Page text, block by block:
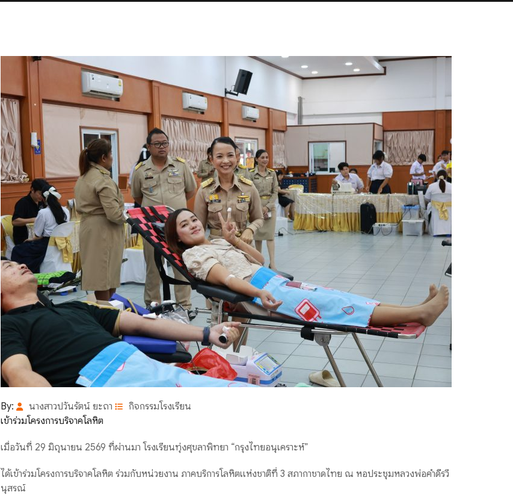
By: นางสาวปวันรัตน์ ยะถา
กิจกรรมโรงเรียน
เข้าร่วมโครงการบริจาคโลหิต
เมื่อวันที่ 29 มิถุนายน 2569 ที่ผ่านมา โรงเรียนทุ่งศุขลาพิทยา “กรุงไทยอนุเคราะห์”
ได้เข้าร่วมโครงการบริจาคโลหิต ร่วมกับหน่วยงาน ภาคบริการโลหิตแห่งชาติที่ 3 สภากาชาดไทย ณ หอประชุมหลวงพ่อคำดีรวี
นุสรณ์